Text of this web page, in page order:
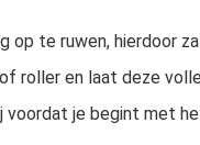
op te ruwen, hierdoor
roller en laat deze
je begint met